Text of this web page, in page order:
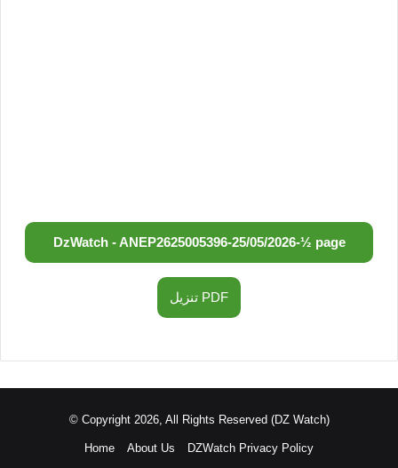
DzWatch - ANEP2625005396-25/05/2026-½ page
تنزيل PDF
© Copyright 2026, All Rights Reserved (DZ Watch)
Home About Us DZWatch Privacy Policy